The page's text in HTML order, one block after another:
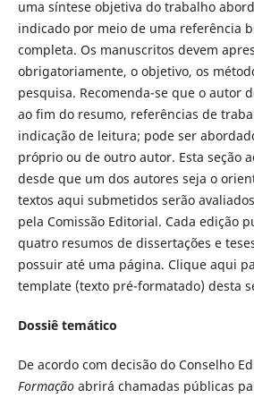
uma síntese objetiva do trabalho
indicado por meio de uma referência
completa. Os manuscritos devem
obrigatoriamente, o objetivo, os
pesquisa. Recomenda-se que o autor
ao fim do resumo, referências de
indicação de leitura; pode ser
próprio ou de outro autor. Esta seção
desde que um dos autores seja o
textos aqui submetidos serão
pela Comissão Editorial. Cada edição
quatro resumos de dissertações e
possuir até uma página. Clique aqui
template (texto pré-formatado) desta
Dossiê temático
De acordo com decisão do Conselho
Formação abrirá chamadas públicas